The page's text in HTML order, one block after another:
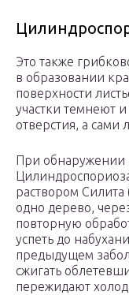
Это также
в образовании
поверхности
участки темнеют
отверстия, а сами
При обнаружении
раствором Силита
одно дерево,
повторную
успеть до
предыдущем
сжигать
пережидают